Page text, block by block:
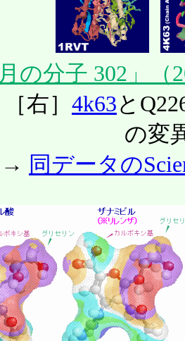
の分子 302」（
右］ 4k63と
の変
→ 同データの